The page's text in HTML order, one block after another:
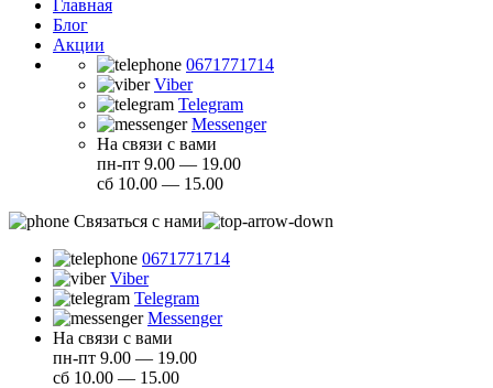
Главная
Блог
Акции
0671771714
Viber
Telegram
Messenger
На связи с вами
пн-пт 9.00 — 19.00
сб 10.00 — 15.00
Связаться с нами
0671771714
Viber
Telegram
Messenger
На связи с вами
пн-пт 9.00 — 19.00
сб 10.00 — 15.00